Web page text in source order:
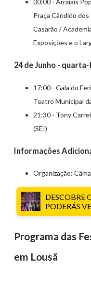
Praça Cândido
Casarão /
Exposições e o
24 de Junho -
17:00 - Gala do
Teatro Municipal
21:30 - Tony
(SEI)
Informações
Organização:
DESCOBRE
PODERÁS
Programa das
em Lousã